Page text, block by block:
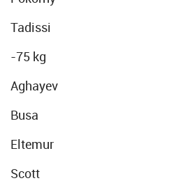
Tadissi
-75 kg
Aghayev
Busa
Eltemur
Scott